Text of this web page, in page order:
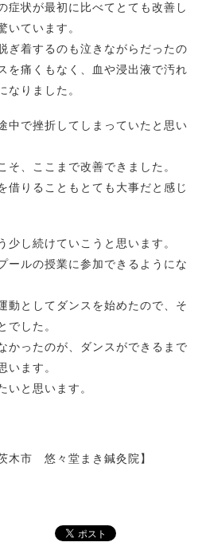
症状が最初に比べてとても改善し
いています。
ぎ着するのも泣きながらだったの
を痛くもなく、血や浸出液で汚れ
なりました。
中で挫折してしまっていたと思い
そ、ここまで改善できました。
借りることもとても大事だと感じ
少し続けていこうと思います。
ールの授業に参加できるようにな
動としてダンスを始めたので、そ
でした。
かったのが、ダンスができるまで
います。
いと思います。
木市 悠々堂まき鍼灸院】